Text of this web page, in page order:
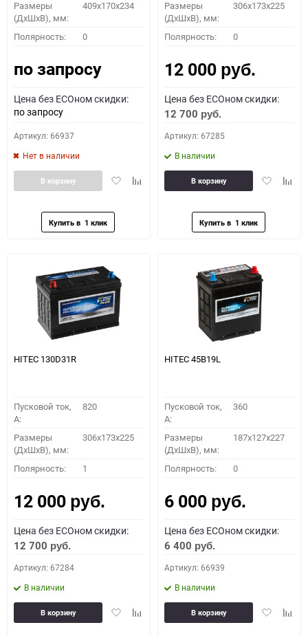
Размеры
(ДхШхВ), мм:
409x170x234
Полярность: 0
по запросу
Цена без ECOном скидки:
по запросу
Артикул: 66937
Нет в наличии
ДобавитьДобавить
В корзину
Размеры
(ДхШхВ), мм:
306x173x225
Полярность: 0
12 000 руб.
Цена без ECOном скидки:
12 700 руб.
Артикул: 67285
В наличии
Добавить
В корзину
HITEC 130D31R
Пусковой ток,
A:
820
Размеры
(ДхШхВ), мм:
306x173x225
Полярность: 1
12 000 руб.
Цена без ECOном скидки:
12 700 руб.
Артикул: 67284
В наличии
ДобавитьДобавить
В корзину
HITEC 45B19L
Пусковой ток,
A:
360
Размеры
(ДхШхВ), мм:
187x127x227
Полярность: 0
6 000 руб.
Цена без ECOном скидки:
6 400 руб.
Артикул: 66939
В наличии
Добавить
В корзину